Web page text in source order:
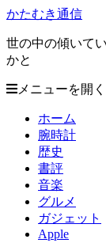
かたむき通信
世の中の傾いて
かと
メニューを開く
ホーム
腕時計
歴史
書評
音楽
グルメ
ガジェット
Apple